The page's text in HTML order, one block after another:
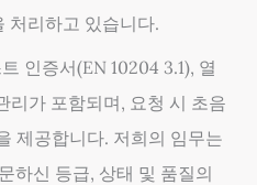
처리하고 있습니다.
인증서(EN 10204 3.1), 열
리가 포함되며, 요청 시 초음
제공합니다. 저희의 임무는
하신 등급, 상태 및 품질의